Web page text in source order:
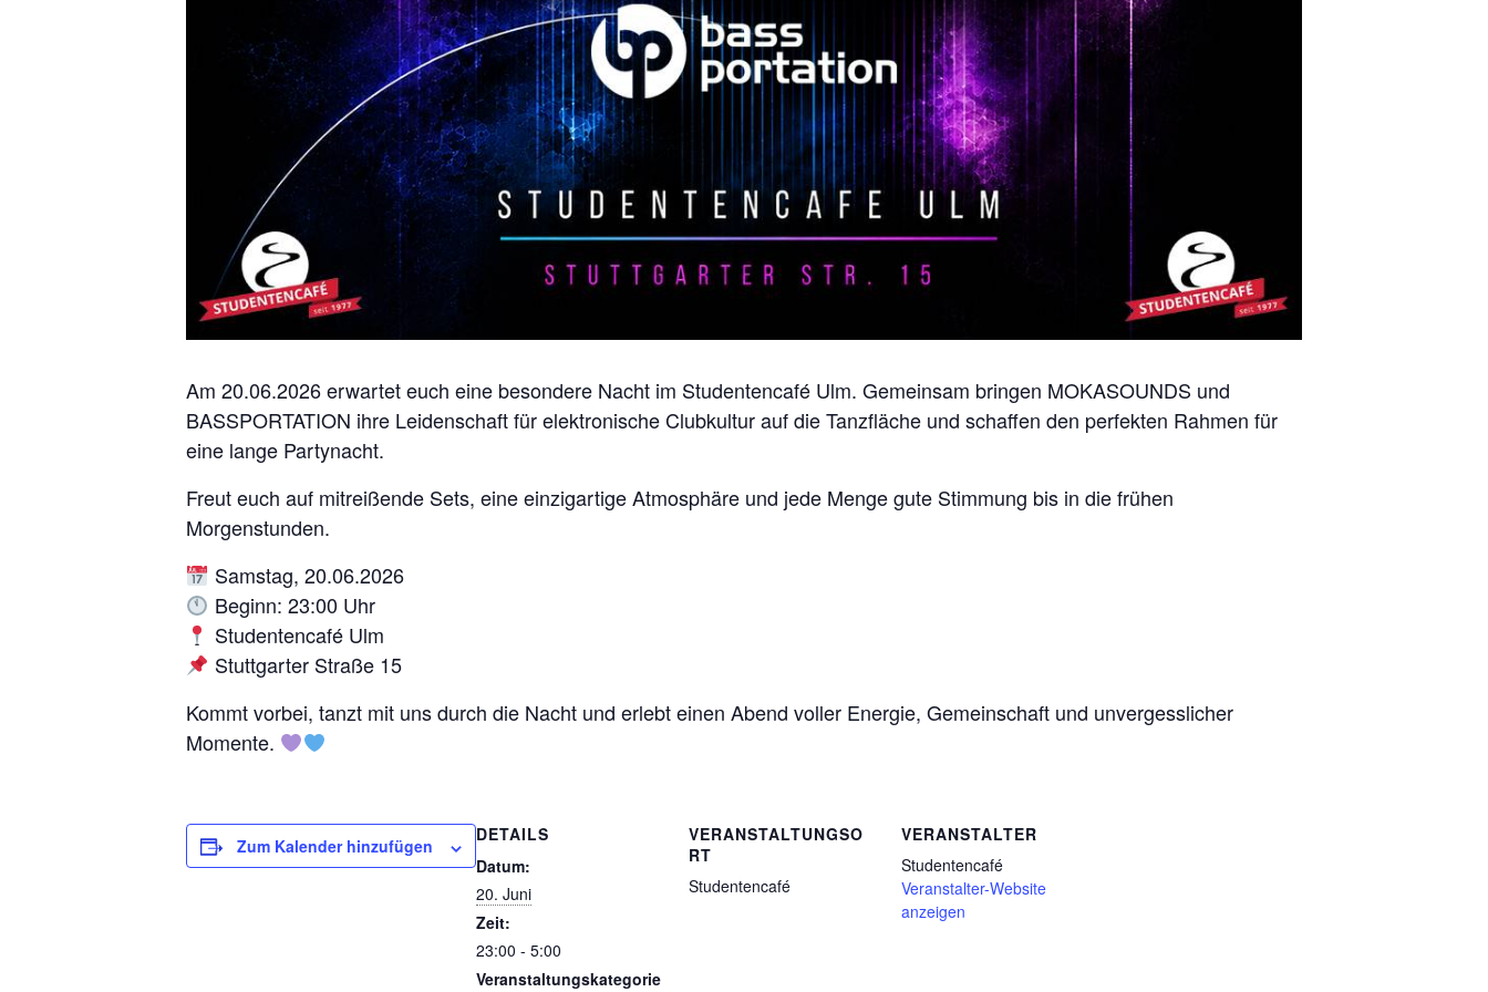
Am 20.06.2026 erwartet euch eine besondere Nacht im Studentencafé Ulm. Gemeinsam bringen MOKASOUNDS und
BASSPORTATION ihre Leidenschaft für elektronische Clubkultur auf die Tanzfläche und schaffen den perfekten Rahmen für
eine lange Partynacht.
Freut euch auf mitreißende Sets, eine einzigartige Atmosphäre und jede Menge gute Stimmung bis in die frühen
Morgenstunden.
Samstag, 20.06.2026
Beginn: 23:00 Uhr
Studentencafé Ulm
Stuttgarter Straße 15
Kommt vorbei, tanzt mit uns durch die Nacht und erlebt einen Abend voller Energie, Gemeinschaft und unvergesslicher
Momente.
Zum Kalender hinzufügen
DETAILS
Datum:
20. Juni
Zeit:
23:00 - 5:00
Veranstaltungskategorie
VERANSTALTUNGSO
RT
Studentencafé
VERANSTALTER
Studentencafé
Veranstalter-Website
anzeigen